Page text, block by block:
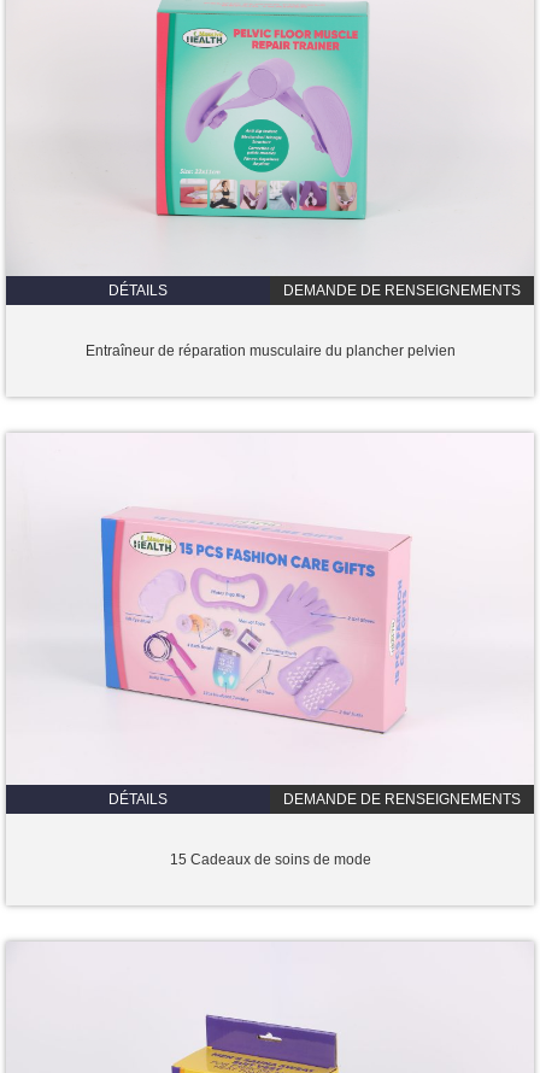
DÉTAILS DEMANDE DE RENSEIGNEMENTS
Entraîneur de réparation musculaire du plancher pelvien
DÉTAILS DEMANDE DE RENSEIGNEMENTS
15 Cadeaux de soins de mode